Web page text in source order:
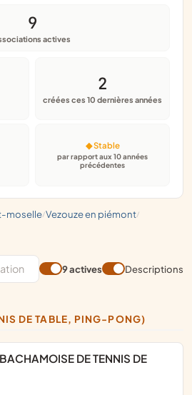
moselle/ vezouze en piémont/
9
actives
2
créées ces 10 dernières années
◆ Stable
par rapport aux 10 années
précédentes
9 actives
Descriptions
DE TABLE, PING-PONG)